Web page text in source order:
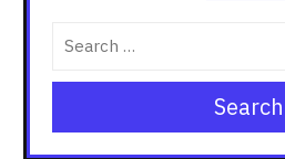
Search